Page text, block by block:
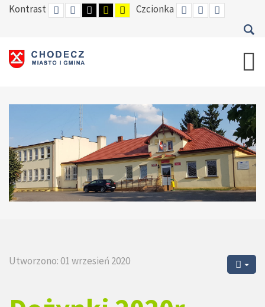
Kontrast DEFAULT
MODE
TRYB
NOCNY
HIGH
CONTRAST
HIGH
CONTRAST
HIGH
CONTRAST
Czcionka SET
SMALLER
SET
DEFAULT
LARGER
FONT
Utworzono: 01 wrzesień 2020